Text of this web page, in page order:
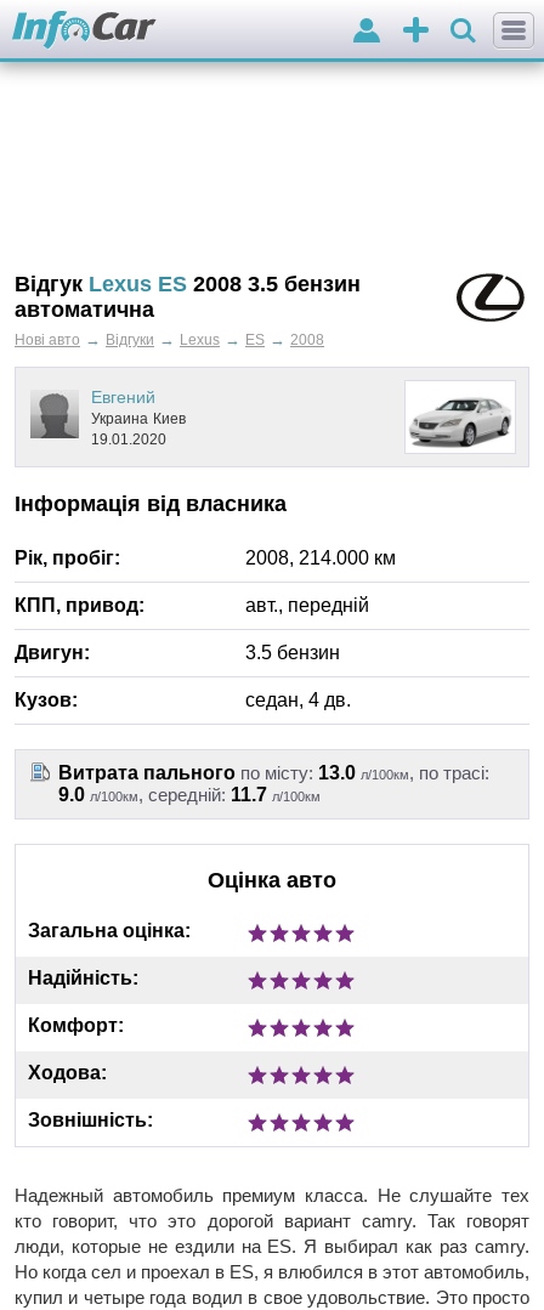
Додати
оголошення
Вхід
Відгук Lexus ES 2008 3.5 бензин
автоматична
Нові авто → Відгуки → Lexus → ES → 2008
Евгений
Украина Киев
19.01.2020
Інформація від власника
Рік, пробіг: 2008, 214.000 км
КПП, привод: авт., передній
Двигун: 3.5 бензин
Кузов: седан, 4 дв.
Витрата пального по місту: 13.0 л/100км, по трасі:
9.0 л/100км, середній: 11.7 л/100км
Оцінка авто
Загальна оцінка:
Надійність:
Комфорт:
Ходова:
Зовнішність:
Надежный автомобиль премиум класса. Не слушайте тех
кто говорит, что это дорогой вариант camry. Так говорят
люди, которые не ездили на ES. Я выбирал как раз camry.
Но когда сел и проехал в ES, я влюбился в этот автомобиль,
купил и четыре года водил в свое удовольствие. Это просто